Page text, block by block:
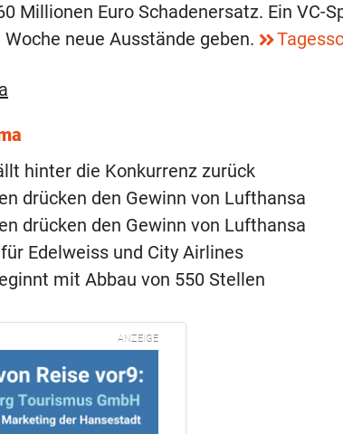
Millionen Euro Schadenersatz. Ein VC-
Woche neue Ausstände geben.
hinter die Konkurrenz zurück
drücken den Gewinn von Lufthansa
drücken den Gewinn von Lufthansa
Edelweiss und City Airlines
mit Abbau von 550 Stellen
ANZEIGE